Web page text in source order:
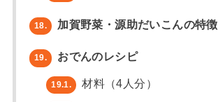
18. 加賀野菜・源助だいこんの特徴
19. おでんのレシピ
19.1. 材料（4人分）